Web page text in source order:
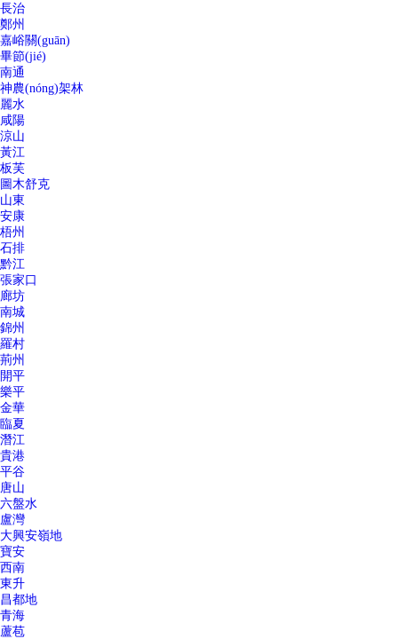
長治
鄭州
嘉峪關(guān)
畢節(jié)
南通
神農(nóng)架林
麗水
咸陽
涼山
黃江
板芙
圖木舒克
山東
安康
梧州
石排
黔江
張家口
廊坊
南城
錦州
羅村
荊州
開平
樂平
金華
臨夏
潛江
貴港
平谷
唐山
六盤水
盧灣
大興安嶺地
寶安
西南
東升
昌都地
青海
蘆苞